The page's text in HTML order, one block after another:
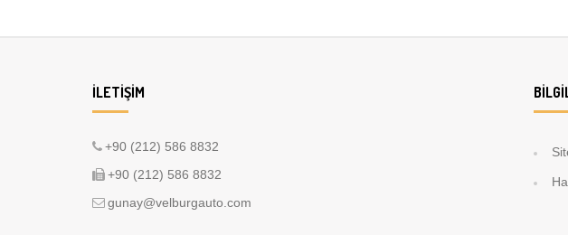
İLETIŞIM
+90 (212) 586 8832
+90 (212) 586 8832
gunay@velburgauto.com